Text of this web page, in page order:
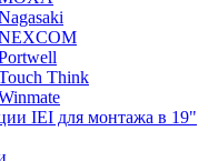
Think
IEI для монтажа в 19"